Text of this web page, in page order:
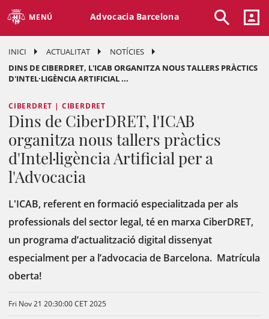
MENÚ Advocacia Barcelona
INICI ACTUALITAT
NOTÍCIES
DINS DE CIBERDRET, L'ICAB ORGANITZA NOUS TALLERS PRÀCTICS
D'INTEL·LIGÈNCIA ARTIFICIAL ...
CIBERDRET | CIBERDRET
Dins de CiberDRET, l'ICAB
organitza nous tallers pràctics
d'Intel·ligència Artificial per a
l'Advocacia
L'ICAB, referent en formació especialitzada per als
professionals del sector legal, té en marxa CiberDRET,
un programa d’actualització digital dissenyat
especialment per a l’advocacia de Barcelona. Matrícula
oberta!
Fri Nov 21 20:30:00 CET 2025